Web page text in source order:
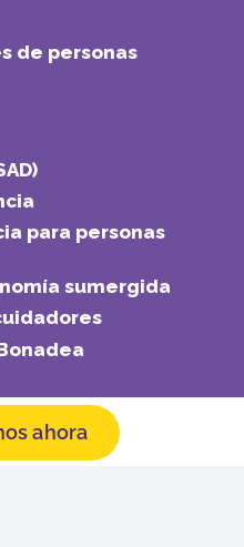
de personas
para personas
sumergida
ahora